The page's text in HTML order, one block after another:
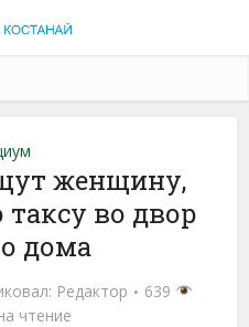
женщину,
во двор
дома
Редактор
639
чтение